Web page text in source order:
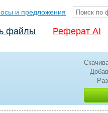
и предложения
файлы Реферат AI